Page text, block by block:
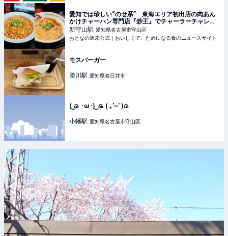
愛知では珍しい“のせ系” 東海エリア初出店の肉あん
かけチャーハン専門店『炒王』でチャーラーチャレン
ジ - おとなの週末公式｜おいしくて、ためになる食の
ニュースサイト
新守山駅 愛知県名古屋市守山区
おとなの週末公式｜おいしくて、ためになる食のニュースサイト
モスバーガー
勝川駅 愛知県春日井市
( ͜🍙 ･ω･) ͜ 🍙 ( ｡'~' )🍙
小幡駅 愛知県名古屋市守山区